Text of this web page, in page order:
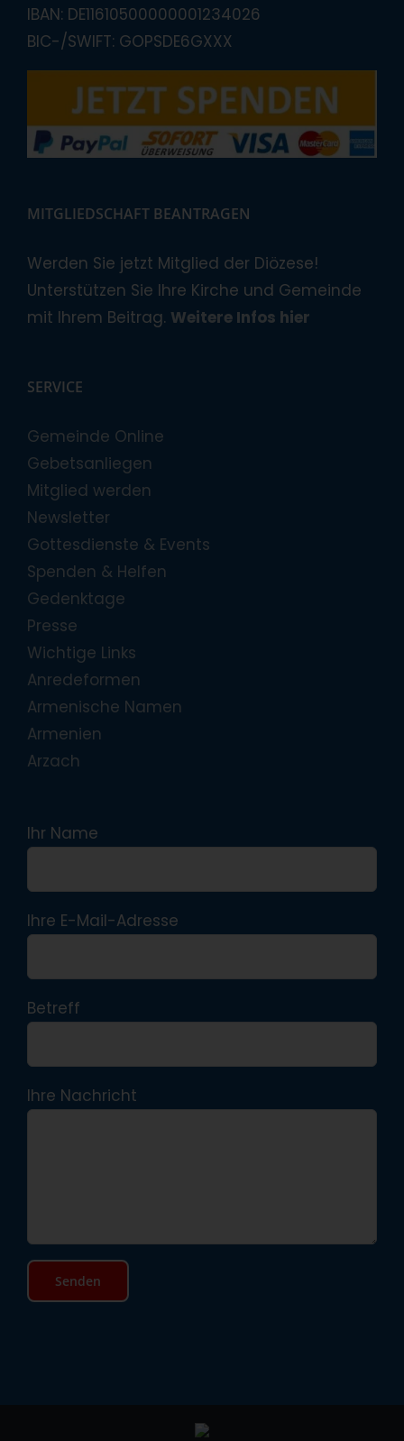
IBAN: DE11610500000001234026
BIC-/SWIFT: GOPSDE6GXXX
MITGLIEDSCHAFT BEANTRAGEN
Werden Sie jetzt Mitglied der Diözese!
Unterstützen Sie Ihre Kirche und Gemeinde
mit Ihrem Beitrag. Weitere Infos hier
SERVICE
Gemeinde Online
Gebetsanliegen
Mitglied werden
Newsletter
Gottesdienste & Events
Spenden & Helfen
Gedenktage
Presse
Wichtige Links
Anredeformen
Armenische Namen
Armenien
Arzach
Ihr Name
Ihre E-Mail-Adresse
Betreff
Ihre Nachricht